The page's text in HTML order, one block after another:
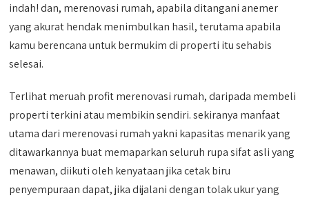
indah! dan, merenovasi rumah, apabila ditangani anemer
yang akurat hendak menimbulkan hasil, terutama apabila
kamu berencana untuk bermukim di properti itu sehabis
selesai.
Terlihat meruah profit merenovasi rumah, daripada membeli
properti terkini atau membikin sendiri. sekiranya manfaat
utama dari merenovasi rumah yakni kapasitas menarik yang
ditawarkannya buat memaparkan seluruh rupa sifat asli yang
menawan, diikuti oleh kenyataan jika cetak biru
penyempuraan dapat, jika dijalani dengan tolak ukur yang